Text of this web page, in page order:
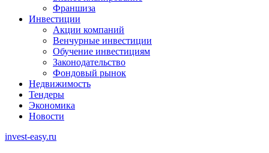
Франшиза
Инвестиции
Акции компаний
Венчурные инвестиции
Обучение инвестициям
Законодательство
Фондовый рынок
Недвижимость
Тендеры
Экономика
Новости
invest-easy.ru